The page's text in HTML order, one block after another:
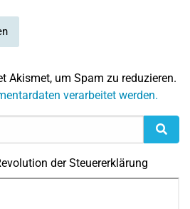
Akismet, um Spam zu reduzieren.
verarbeitet werden.
der Steuererklärung